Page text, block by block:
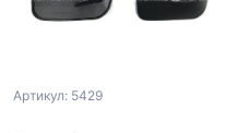
Артикул: 5429